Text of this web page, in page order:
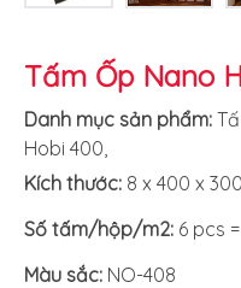
Tấm Ốp Nano
Danh mục sản phẩm:
Hobi 400
Kích thước: 8 x 400 x
Số tấm/hộp/m2: 6 pcs
Màu sắc: NO-408